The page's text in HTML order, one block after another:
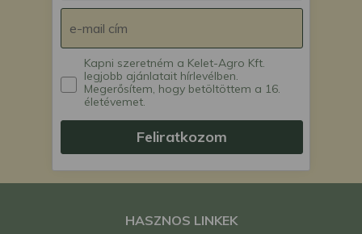
Kapni szeretném a Kelet-Agro Kft.
legjobb ajánlatait hírlevélben.
Megerősítem, hogy betöltöttem a 16.
életévemet.
Feliratkozom
HASZNOS LINKEK